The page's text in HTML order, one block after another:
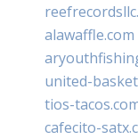
alawaffle.com
united-
tios-
cafecito-